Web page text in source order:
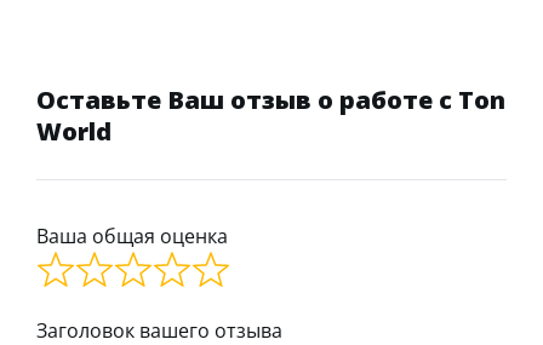
Оставьте Ваш отзыв о работе с Ton
World
Ваша общая оценка
Заголовок вашего отзыва